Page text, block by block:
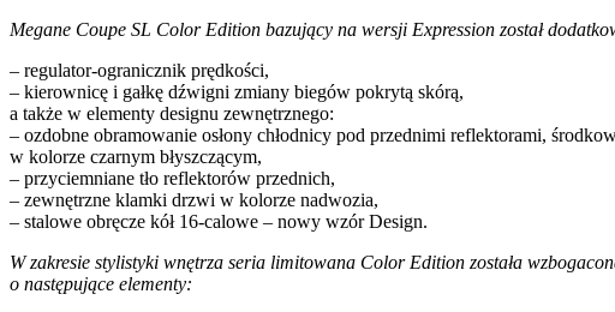
Megane Coupe SL Color Edition bazujący na wersji Expression został
– regulator-ogranicznik prędkości,
– kierownicę i gałkę dźwigni zmiany biegów pokrytą skórą,
a także w elementy designu zewnętrznego:
– ozdobne obramowanie osłony chłodnicy pod przednimi reflektorami,
w kolorze czarnym błyszczącym,
– przyciemniane tło reflektorów przednich,
– zewnętrzne klamki drzwi w kolorze nadwozia,
– stalowe obręcze kół 16-calowe – nowy wzór Design.
W zakresie stylistyki wnętrza seria limitowana Color Edition została
o następujące elementy: